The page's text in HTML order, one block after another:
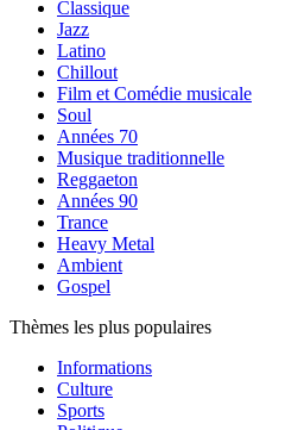
Classique
Jazz
Latino
Chillout
Film et Comédie musicale
Soul
Années 70
Musique traditionnelle
Reggaeton
Années 90
Trance
Heavy Metal
Ambient
Gospel
Thèmes les plus populaires
Informations
Culture
Sports